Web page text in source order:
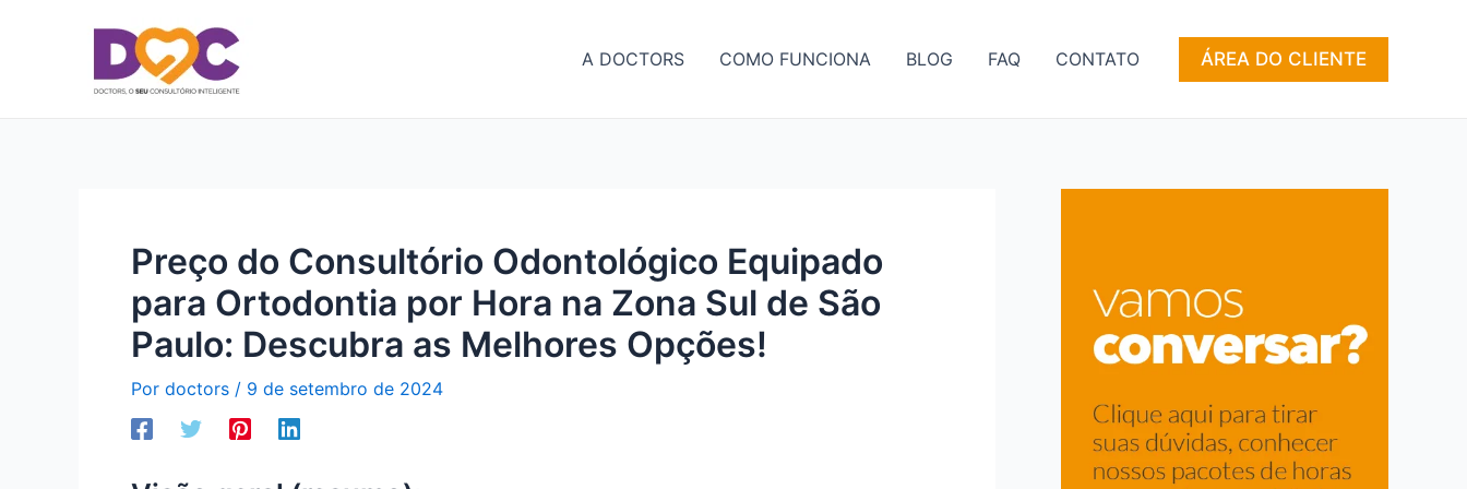
A DOCTORS COMO FUNCIONA BLOG FAQ CONTATO ÁREA DO CLIENTE
Preço do Consultório Odontológico Equipado
para Ortodontia por Hora na Zona Sul de São
Paulo: Descubra as Melhores Opções!
Por doctors / 9 de setembro de 2024